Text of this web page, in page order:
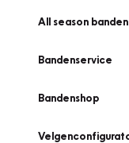
All season banden
Bandenservice
Bandenshop